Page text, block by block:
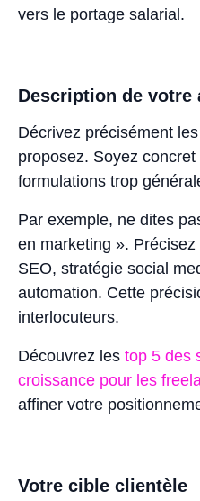
vers le portage salarial.
Description de votre
Décrivez précisément
proposez. Soyez
formulations trop
Par exemple, ne dites
en marketing ».
SEO, stratégie social
automation. Cette
interlocuteurs.
Découvrez les top 5 des
croissance pour les
affiner votre
Votre cible clientèle